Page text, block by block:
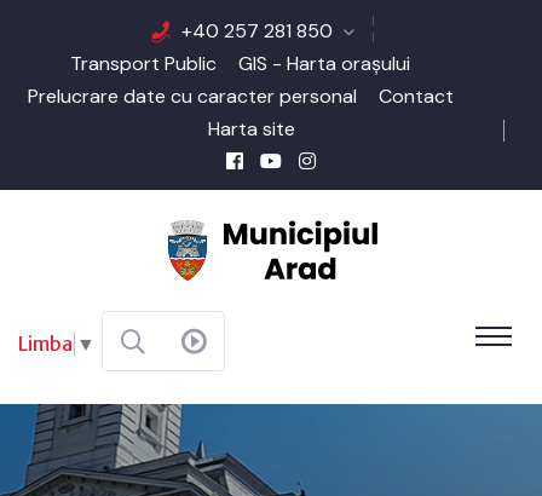
+40 257 281 850
Transport Public
GIS - Harta orașului
Prelucrare date cu caracter personal
Contact
Harta site
Limba ▼